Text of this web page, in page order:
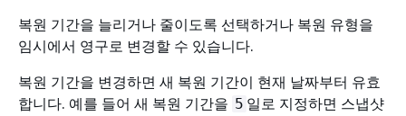
복원 기간을 늘리거나 줄이도록 선택하거나 복원 유형을
임시에서 영구로 변경할 수 있습니다.
복원 기간을 변경하면 새 복원 기간이 현재 날짜부터 유효
합니다. 예를 들어 새 복원 기간을 5 일로 지정하면 스냅샷